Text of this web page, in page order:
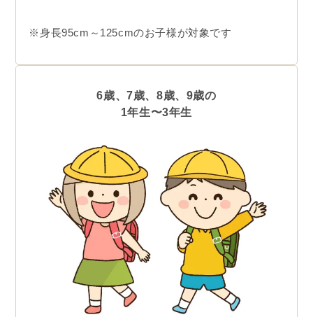
※身長95cm～125cmのお子様が対象です
6歳、7歳、8歳、9歳の
1年生〜3年生